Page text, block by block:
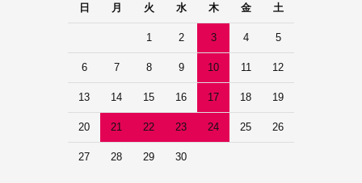
日
月 火 水 木 金 土
1 2 3 4 5
6 7 8 9 10 11 12
13 14 15 16 17 18 19
20 21 22 23 24 25 26
27 28 29 30